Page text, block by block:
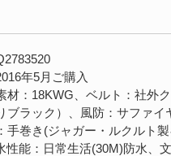
年5月ご購入
材：18KWG、ベルト：社外
ブラック）、風防：サファイ
手巻き(ジャガー・ルクルト
性能：日常生活(30M)防水、